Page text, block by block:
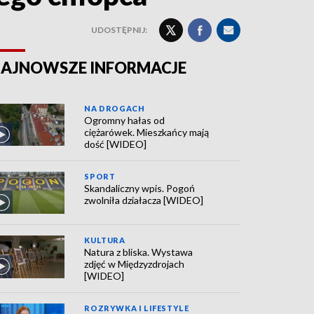
UDOSTĘPNIJ:
INFORMACJE
NA DROGACH
Ogromny hałas od
ciężarówek. Mieszkańcy mają
dość [WIDEO]
SPORT
Skandaliczny wpis. Pogoń
zwolniła działacza [WIDEO]
KULTURA
Natura z bliska. Wystawa
zdjęć w Międzyzdrojach
[WIDEO]
ROZRYWKA I LIFESTYLE